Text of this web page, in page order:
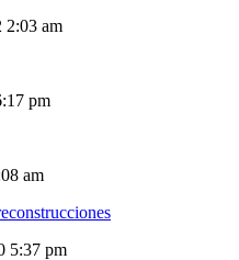
2:03 am
pm
am
5:37 pm